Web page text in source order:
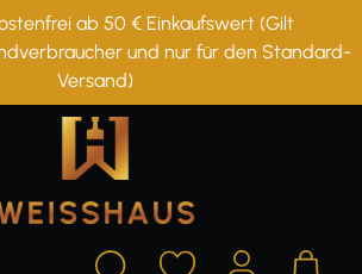
ab 50 € Einkaufswert (Gilt
und nur für den Standard-
Versand)